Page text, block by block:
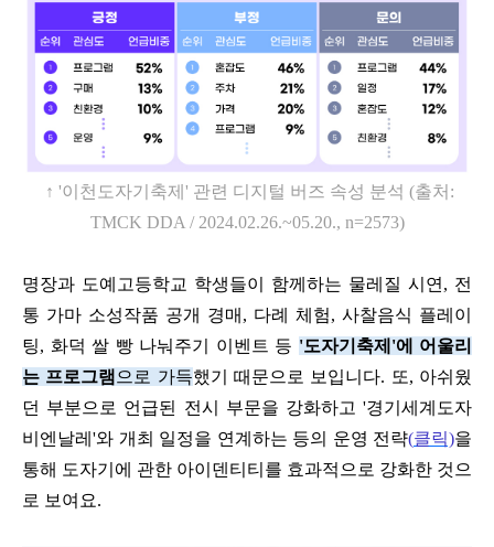
↑ '이천도자기축제 ' 관련 디지털 버즈 속성 분석 (출처 :
TMCK DDA / 2024.02.26.~05.20., n=2573)
명장과 도예고등학교 학생들이 함께하는 물레질 시연 , 전
통 가마 소성작품 공개 경매 , 다례 체험, 사찰음식 플레이
팅, 화덕 쌀 빵 나눠주기 이벤트 등 '도자기축제 '에 어울리
는 프로그램 으로 가득했기 때문으로 보입니다. 또, 아쉬웠
던 부분으로 언급된 전시 부문을 강화하고 '경기세계도자
비엔날레 '와 개최 일정을 연계하는 등의 운영 전략(클릭)을
통해 도자기에 관한 아이덴티티를 효과적으로 강화한 것으
로 보여요.